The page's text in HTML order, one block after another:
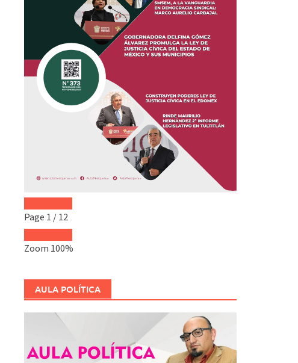
Page 1 / 12
Zoom 100%
AULA POLÍTICA